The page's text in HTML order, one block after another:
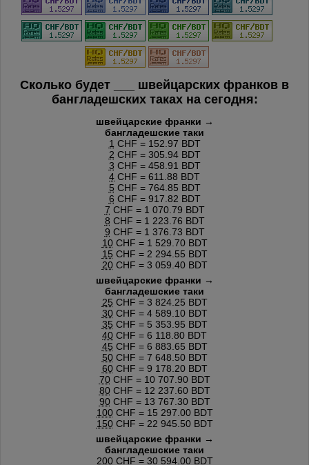
Сколько будет
швейцарских франков в
бангладешских таках на сегодня:
швейцарские франки →
бангладешские таки
1 CHF = 152.97 BDT
2 CHF = 305.94 BDT
3 CHF = 458.91 BDT
4 CHF = 611.88 BDT
5 CHF = 764.85 BDT
6 CHF = 917.82 BDT
7 CHF = 1 070.79 BDT
8 CHF = 1 223.76 BDT
9 CHF = 1 376.73 BDT
10CHF = 1 529.70 BDT
15 CHF = 2 294.55 BDT
20CHF = 3 059.40 BDT
швейцарские франки →
бангладешские таки
25 CHF = 3 824.25 BDT
30CHF = 4 589.10 BDT
35 CHF = 5 353.95 BDT
40 CHF = 6 118.80 BDT
45 CHF = 6 883.65 BDT
50CHF = 7 648.50 BDT
60CHF = 9 178.20 BDT
70CHF = 10 707.90 BDT
80CHF = 12 237.60 BDT
90CHF = 13 767.30 BDT
100CHF = 15 297.00 BDT
150CHF = 22 945.50 BDT
швейцарские франки →
бангладешские таки
200CHF = 30 594.00 BDT